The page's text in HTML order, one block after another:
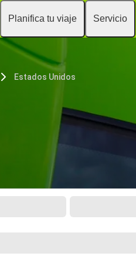
Planifica tu viaje Servicio
Estados Unidos